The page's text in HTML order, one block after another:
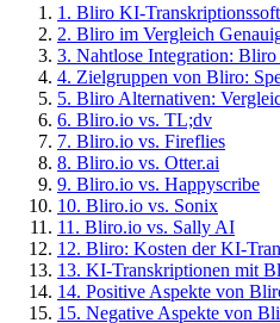
1 . Bliro KI-
2. Bliro im Vergleich
3. Nahtlose Integration:
4. Zielgruppen von Bliro:
5. Bliro Alternativen:
6. Bliro.io vs. TL;dv
7. Bliro.io vs. Fireflies
8. Bliro.io vs. Otter.ai
9. Bliro.io vs. Happyscribe
10. Bliro.io vs. Sonix
11 . Bliro.io vs. Sally AI
12. Bliro: Kosten der KI-
13. KI-Transkriptionen mit
14. Positive Aspekte von
15. Negative Aspekte von